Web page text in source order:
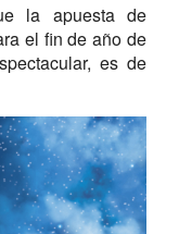
la apuesta de
el fin de año de
es de